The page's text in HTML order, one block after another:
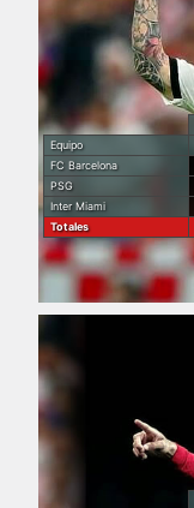
Equipo
FC Barcelona
PSG
Inter Miami
Totales